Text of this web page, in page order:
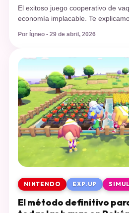
El exitoso juego cooperativo de
economía implacable. Te
para farmear oro rápido en Far
monedas en abundancia y llevar
explosivo lanzamiento, miles de
a los páramos de este […]
Por Ígneo • 29 de abril, 2026
NINTENDO EXP.UP
El método definitivo